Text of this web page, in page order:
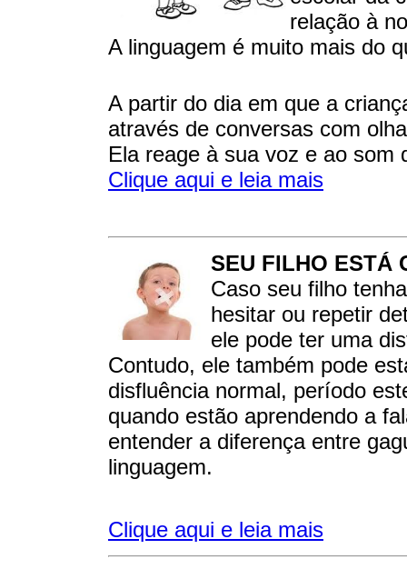
relação à
A linguagem é muito mais do
A partir do dia em que a
através de conversas com
Ela reage à sua voz e ao som
Clique aqui e leia mais
SEU FILHO ESTÁ
Caso seu filho
hesitar ou repetir
ele pode ter uma
Contudo, ele também pode
disfluência normal, período
quando estão aprendendo a
entender a diferença entre
linguagem.
Clique aqui e leia mais